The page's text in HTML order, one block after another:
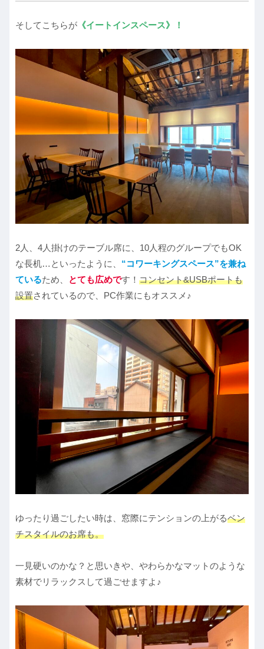
そしてこちらが 《イートインスペース》！
2人、4人掛けのテーブル席に、10人程のグループでもOK
な長机…といったように、 “コワーキングスペース”を兼ね
ているため、 とても広めです！ コンセント&USBポートも
設置されているので、PC作業にもオススメ♪
ゆったり過ごしたい時は、窓際にテンションの上がるベン
チスタイルのお席も。
一見硬いのかな？と思いきや、やわらかなマットのような
素材でリラックスして過ごせますよ♪